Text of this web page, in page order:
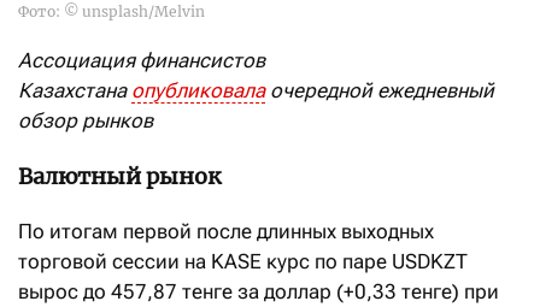
Фото: © unsplash/Melvin
Ассоциация финансистов
Казахстана опубликовалаочередной ежедневный
обзор рынков
Валютный рынок
По итогам первой после длинных выходных
торговой сессии на KASE курс по паре USDKZT
вырос до 457,87 тенге за доллар (+0,33 тенге) при